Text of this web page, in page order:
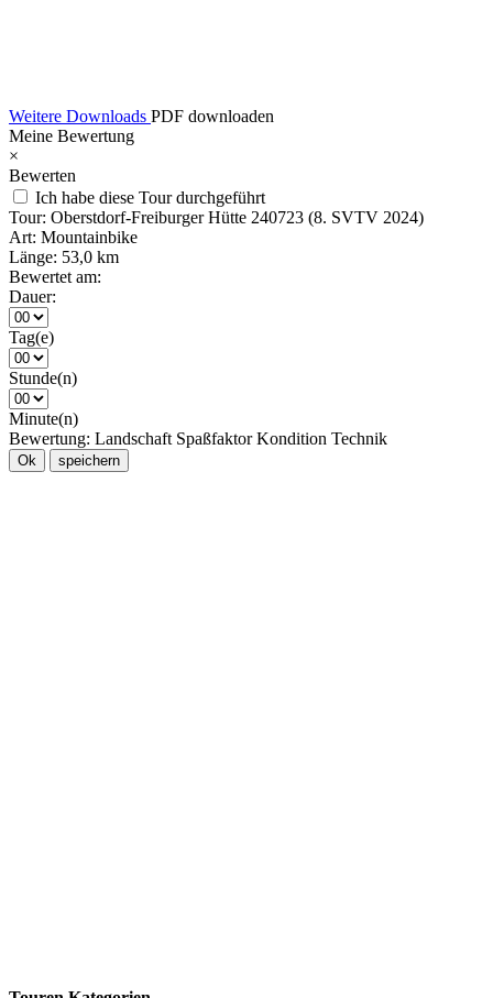
Weitere Downloads PDF downloaden
Meine Bewertung
×
Bewerten
Ich habe diese Tour durchgeführt
Tour: Oberstdorf-Freiburger Hütte 240723 (8. SVTV 2024)
Art: Mountainbike
Länge: 53,0 km
Bewertet am:
Dauer:
Tag(e)
Stunde(n)
Minute(n)
Bewertung: Landschaft Spaßfaktor Kondition Technik
Ok speichern